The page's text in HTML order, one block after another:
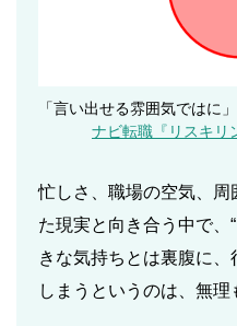
「言い出せる雰囲気ではに
ナビ転職『リスキリ
忙しさ、職場の空気、
た現実と向き合う中で、
きな気持ちとは裏腹に
しまうというのは、無理